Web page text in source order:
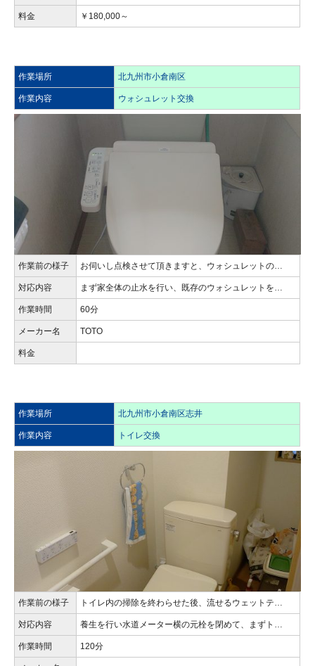
料金 ￥180,000～
作業場所 北九州市小倉南区
作業内容 ウォシュレット交換
作業前の様子 お伺いし点検させて頂きますと、ウォシュレットの…
対応内容 まず家全体の止水を行い、既存のウォシュレットを…
作業時間 60分
メーカー名 TOTO
料金
作業場所 北九州市小倉南区志井
作業内容 トイレ交換
作業前の様子 トイレ内の掃除を終わらせた後、流せるウェットテ…
対応内容 養生を行い水道メーター横の元栓を閉めて、まずト…
作業時間 120分